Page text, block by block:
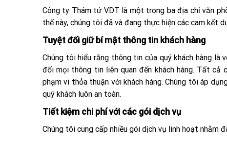
Công ty Thám tử VDT là một trong ba địa chỉ văn
thế này, chúng tôi đã và đang thực hiện các cam kết
Tuyệt đối giữ bí mật thông tin khách hàng
Chúng tôi hiểu rằng thông tin của quý khách hàng
đối mọi thông tin liên quan đến khách hàng. Tất
phạm vi thỏa thuận với khách hàng. Chúng tôi áp
quý khách luôn an toàn.
Tiết kiệm chi phí với các gói dịch vụ
Chúng tôi cung cấp nhiều gói dịch vụ linh hoạt nhằm